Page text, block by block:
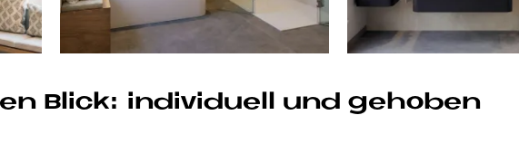
Blick: individuell und gehoben